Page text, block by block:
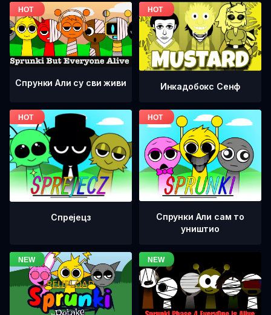
Спрунки Али су сви живи Инкадобокс Сенф
Спрејецз
Спрунки Али сам то
уништио